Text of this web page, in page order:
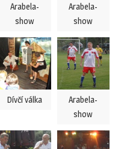
Arabela-
show
Arabela-
show
Dívčí válka
Arabela-
show